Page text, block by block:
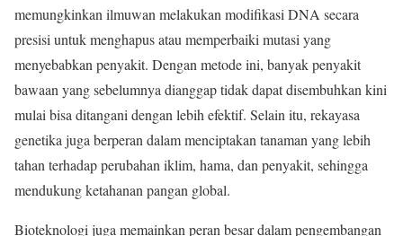
memungkinkan ilmuwan melakukan modifikasi DNA secara
presisi untuk menghapus atau memperbaiki mutasi yang
menyebabkan penyakit. Dengan metode ini, banyak penyakit
bawaan yang sebelumnya dianggap tidak dapat disembuhkan kini
mulai bisa ditangani dengan lebih efektif. Selain itu, rekayasa
genetika juga berperan dalam menciptakan tanaman yang lebih
tahan terhadap perubahan iklim, hama, dan penyakit, sehingga
mendukung ketahanan pangan global.
Bioteknologi juga memainkan peran besar dalam pengembangan